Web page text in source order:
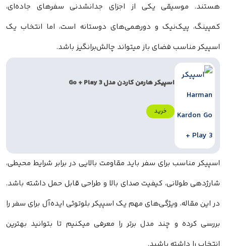
هستند. موسیقی یکی از اجزای جدانشدنی سفرهای جاده‌ای،
کمپینگ، پیک‌نیک و دورهمی‌های دوستانه است، اما انتخاب یک
اسپیکر مناسب فضای باز میتواند چالش‌برانگیز باشد.
اسپیکر هارمن کاردن مدل Go + Play 3
خرید
اسپیکر مناسب برای سفر باید مقاومت بالایی در برابر شرایط محیطی،
شارژدهی طولانی، کیفیت صدای بالا و طراحی قابل حمل داشته باشد.
در این مقاله، ویژگی‌های مهم یک اسپیکر بلوتوثی ایده‌آل برای سفر را
بررسی کرده و چند مدل برتر را معرفی میکنیم تا بتوانید بهترین